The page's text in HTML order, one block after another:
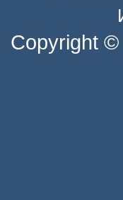
Copyright